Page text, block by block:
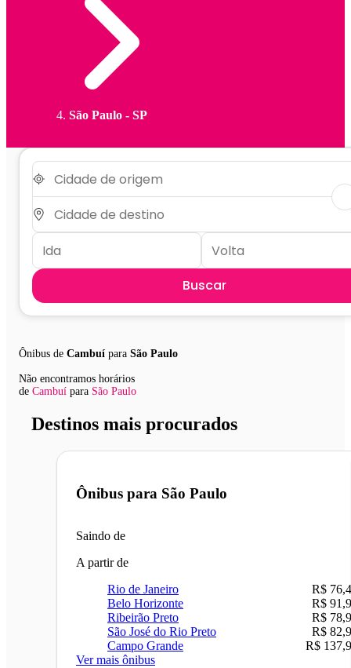
São Paulo - SP
Buscar
Ônibus de Cambuí para São Paulo
Não encontramos horários
de Cambuí para São Paulo
Destinos mais procurados
Ônibus para São Paulo
Saindo de
A partir de
Rio de Janeiro
R$
Belo Horizonte
R$
Ribeirão Preto
R$
São José do Rio Preto
R$
Campo Grande
R$
Ver mais ônibus